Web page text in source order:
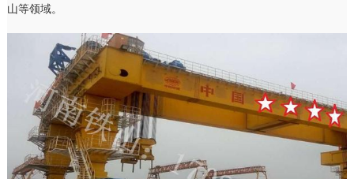
山等领域。